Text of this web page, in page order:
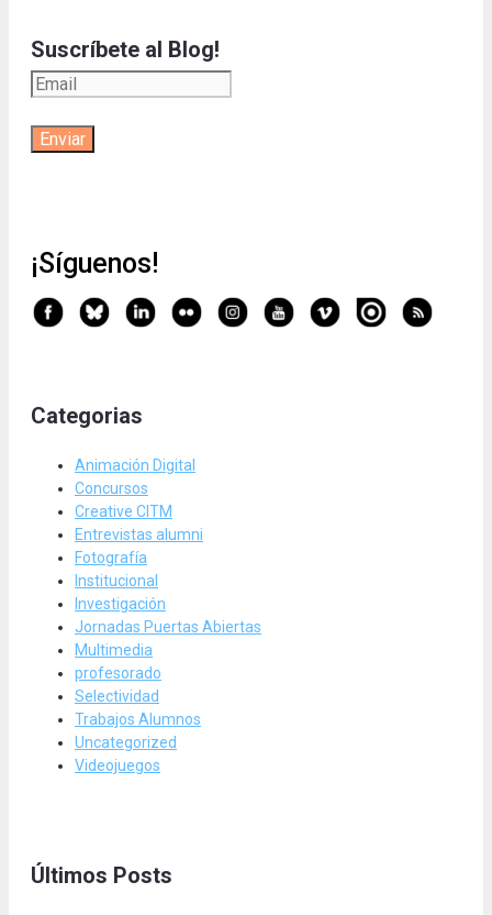
Suscríbete al Blog!
¡Síguenos!
Categorias
Animación Digital
Concursos
Creative CITM
Entrevistas alumni
Fotografía
Institucional
Investigación
Jornadas Puertas Abiertas
Multimedia
profesorado
Selectividad
Trabajos Alumnos
Uncategorized
Videojuegos
Últimos Posts